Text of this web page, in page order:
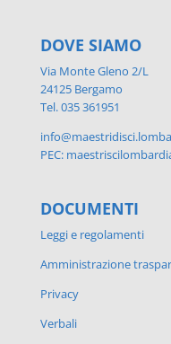
DOVE SIAMO
Via Monte Gleno 2/L
24125 Bergamo
Tel. 035 361951
PEC:
DOCUMENTI
Leggi e regolamenti
Amministrazione
Privacy
Verbali